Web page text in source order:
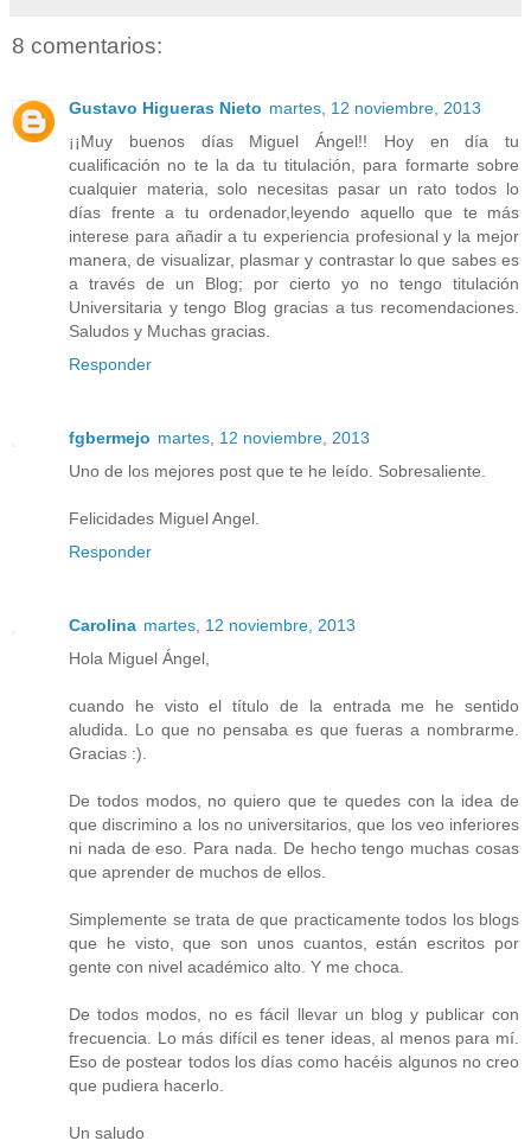
8 comentarios:
Gustavo Higueras Nieto martes, 12 noviembre, 2013
¡¡Muy buenos días Miguel Ángel!! Hoy en día tu
cualificación no te la da tu titulación, para formarte sobre
cualquier materia, solo necesitas pasar un rato todos lo
días frente a tu ordenador,leyendo aquello que te más
interese para añadir a tu experiencia profesional y la mejor
manera, de visualizar, plasmar y contrastar lo que sabes es
a través de un Blog; por cierto yo no tengo titulación
Universitaria y tengo Blog gracias a tus recomendaciones.
Saludos y Muchas gracias.
Responder
fgbermejo martes, 12 noviembre, 2013
Uno de los mejores post que te he leído. Sobresaliente.
Felicidades Miguel Angel.
Responder
Carolina martes, 12 noviembre, 2013
Hola Miguel Ángel,
cuando he visto el título de la entrada me he sentido
aludida. Lo que no pensaba es que fueras a nombrarme.
Gracias :).
De todos modos, no quiero que te quedes con la idea de
que discrimino a los no universitarios, que los veo inferiores
ni nada de eso. Para nada. De hecho tengo muchas cosas
que aprender de muchos de ellos.
Simplemente se trata de que practicamente todos los blogs
que he visto, que son unos cuantos, están escritos por
gente con nivel académico alto. Y me choca.
De todos modos, no es fácil llevar un blog y publicar con
frecuencia. Lo más difícil es tener ideas, al menos para mí.
Eso de postear todos los días como hacéis algunos no creo
que pudiera hacerlo.
Un saludo